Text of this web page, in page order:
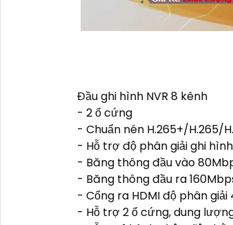
Đầu ghi hình NVR 8 kênh
- 2 ổ cứng
- Chuẩn nén H.265+/H.265/
- Hỗ trợ độ phân giải ghi hình
- Băng thông đầu vào
- Băng thông đầu ra
- Cổng ra HDMI độ phân giải
- Hỗ trợ 2 ổ cứng, dung